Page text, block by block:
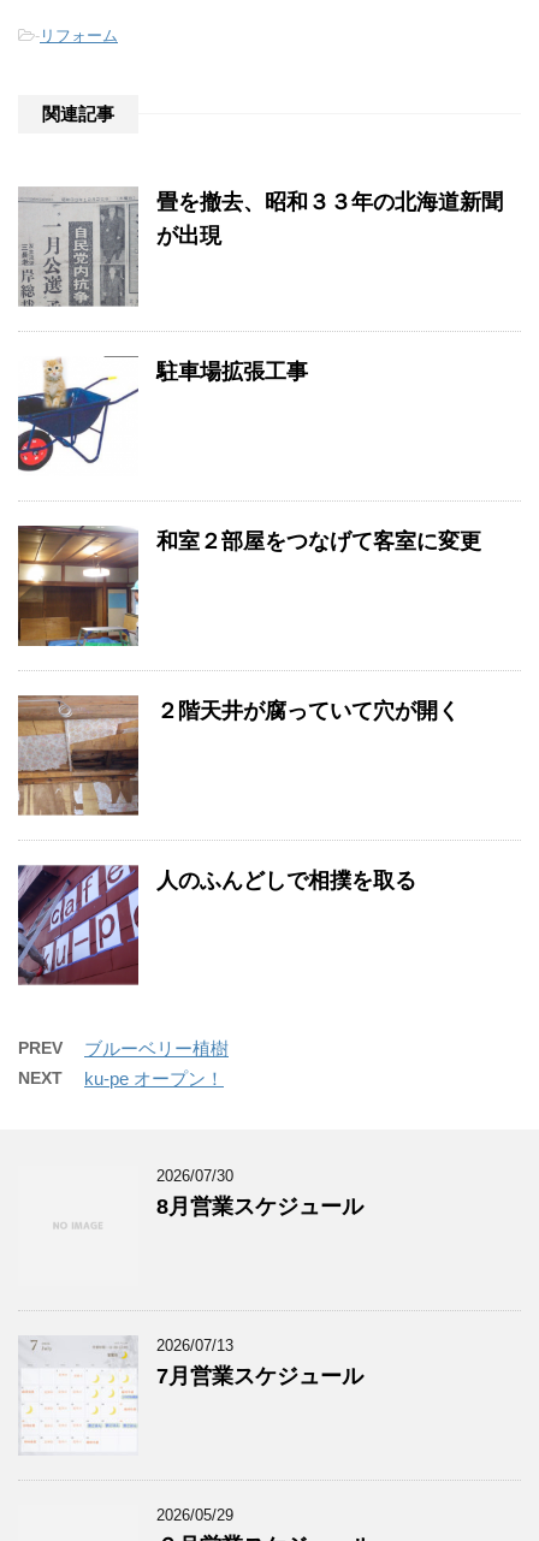
- リフォーム
関連記事
畳を撤去、昭和３３年の北海道新聞
が出現
駐車場拡張工事
和室２部屋をつなげて客室に変更
２階天井が腐っていて穴が開く
人のふんどしで相撲を取る
PREV ブルーベリー植樹
NEXT ku-pe オープン！
2026/07/30
8月営業スケジュール
2026/07/13
7月営業スケジュール
2026/05/29